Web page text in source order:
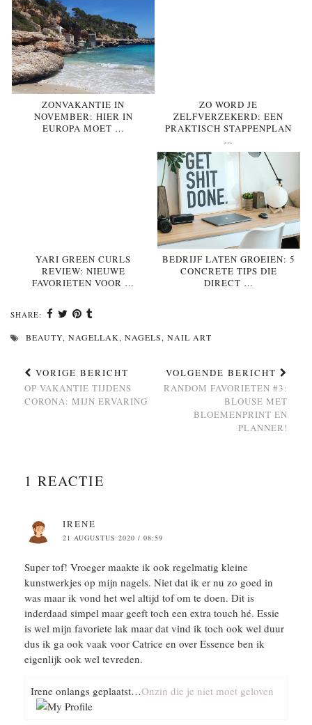
ZONVAKANTIE IN
NOVEMBER: HIER IN
EUROPA MOET …
ZO WORD JE
ZELFVERZEKERD: EEN
PRAKTISCH STAPPENPLAN
…
YARI GREEN CURLS
REVIEW: NIEUWE
FAVORIETEN VOOR …
BEDRIJF LATEN GROEIEN: 5
CONCRETE TIPS DIE
DIRECT …
SHARE:
BEAUTY, NAGELLAK, NAGELS, NAIL ART
VORIGE BERICHT
OP VAKANTIE TIJDENS
CORONA: MIJN ERVARING
VOLGENDE BERICHT
RANDOM FAVORIETEN #3:
BLOUSE MET
BLOEMENPRINT EN
PLANNER!
1 REACTIE
IRENE
21 AUGUSTUS 2020 / 08:59
Super tof! Vroeger maakte ik ook regelmatig kleine
kunstwerkjes op mijn nagels. Niet dat ik er nu zo goed in
was maar ik vond het wel altijd tof om te doen. Dit is
inderdaad simpel maar geeft toch een extra touch hé. Essie
is wel mijn favoriete lak maar dat vind ik toch ook wel duur
dus ik ga ook vaak voor Catrice en over Essence ben ik
eigenlijk ook wel tevreden.
Irene onlangs geplaatst…Onzin die je niet moet geloven